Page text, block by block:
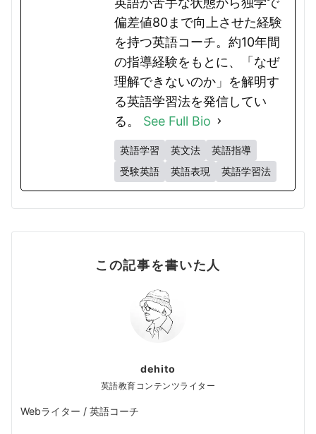
偏差値80まで向上させた経験
を持つ英語コーチ。約10年間
の指導経験をもとに、「なぜ
理解できないのか」を解明す
る英語学習法を発信してい
る。 See Full Bio
英語学習 英文法
英語指導
受験英語
英語表現 英語学習法
この記事を書いた人
dehito
英語教育コンテンツライター
Webライター / 英語コーチ